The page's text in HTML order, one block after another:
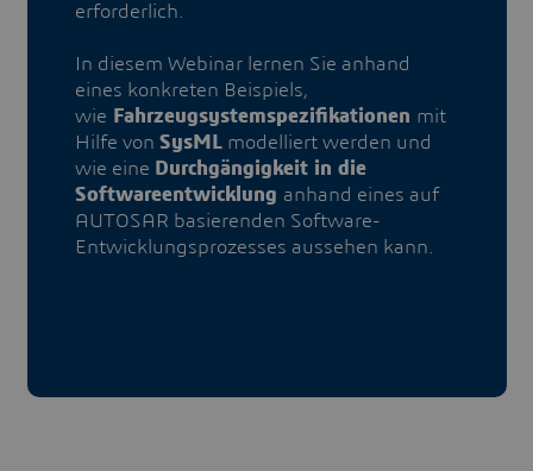
erforderlich.
In diesem Webinar lernen Sie anhand
eines konkreten Beispiels,
wie Fahrzeugsystemspezifikationen mit
Hilfe von SysMLmodelliert werden und
wie eine Durchgängigkeit in die
Softwareentwicklung anhand eines auf
AUTOSAR basierenden Software-
Entwicklungsprozesses aussehen kann.